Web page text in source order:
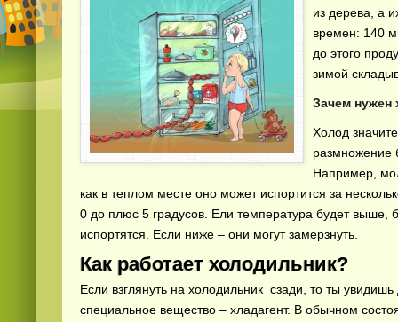
из дерева, а
времен: 140
до этого
зимой
Зачем нужен
Холод
размножение
Например,
как в теплом месте оно может испортится за
0 до плюс 5 градусов. Ели температура будет выше,
испортятся. Если ниже – они могут замерзнуть.
Как работает холодильник?
Если взглянуть на холодильник сзади, то ты
специальное вещество – хладагент. В обычном